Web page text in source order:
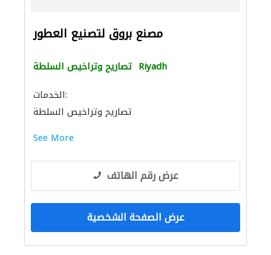
مصنع بروق لتصنيع العطور
تصاريح وتراخيص السلطة Riyadh
الخدمات:
تصاريح وتراخيص السلطة
See More
عرض رقم الهاتف
عرض الصفحة الشخصية